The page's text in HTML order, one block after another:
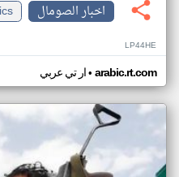
اخبار الصومال
LP44HE
ار تي عربي• arabic.rt.com